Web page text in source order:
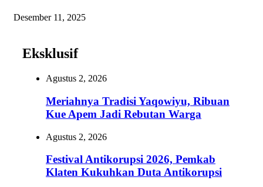
Desember 11, 2025
Eksklusif
Agustus 2, 2026
Meriahnya Tradisi Yaqowiyu, Ribuan
Kue Apem Jadi Rebutan Warga
Agustus 2, 2026
Festival Antikorupsi 2026, Pemkab
Klaten Kukuhkan Duta Antikorupsi